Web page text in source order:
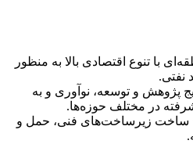
با تنوع اقتصادی بالا به منظور
نفتی.
پژوهش و توسعه، نوآوری و به
در مختلف حوزه‌ها.
ساخت زیرساخت‌های فنی، حمل و